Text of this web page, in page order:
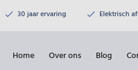
30 jaar ervaring Elektrisch
Home Over ons Blog